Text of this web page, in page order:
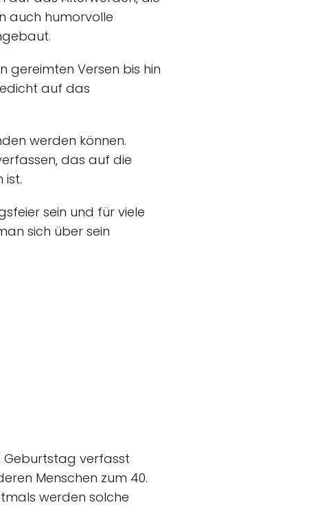
auch humorvolle
gereimten Versen bis hin
auf das
werden können.
das auf die
ist.
sein und für viele
sich über sein
Geburtstag verfasst
Menschen zum 40.
werden solche